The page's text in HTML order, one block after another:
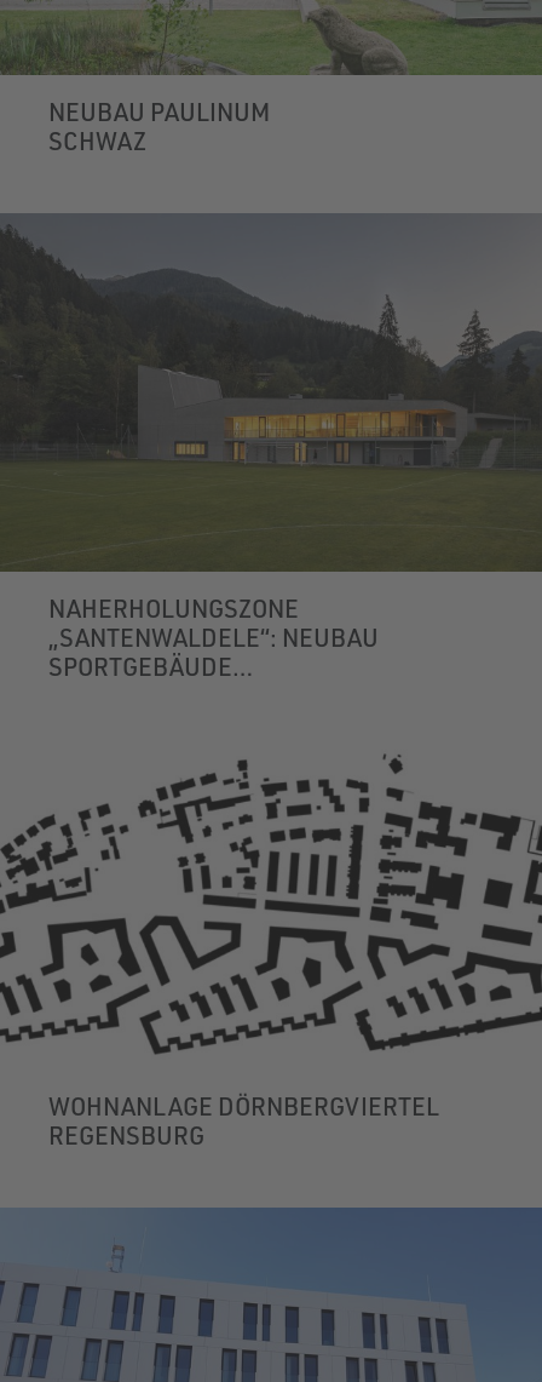
NEUBAU PAULINUM
SCHWAZ
NAHERHOLUNGSZONE
„SANTENWALDELE“: NEUBAU
SPORTGEBÄUDE
WOHNANLAGE DÖRNBERGVIERTEL
REGENSBURG